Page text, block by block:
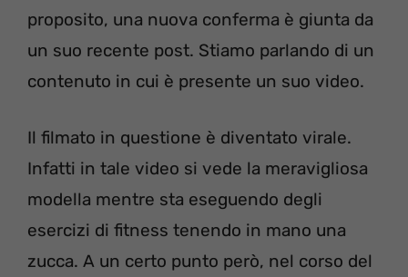
proposito, una nuova conferma è giunta da
un suo recente post. Stiamo parlando di un
contenuto in cui è presente un suo video.
Il filmato in questione è diventato virale.
Infatti in tale video si vede la meravigliosa
modella mentre sta eseguendo degli
esercizi di fitness tenendo in mano una
zucca. A un certo punto però, nel corso del